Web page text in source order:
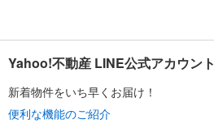
Yahoo!不動産 LINE公式アカウント
新着物件をいち早くお届け！
便利な機能のご紹介